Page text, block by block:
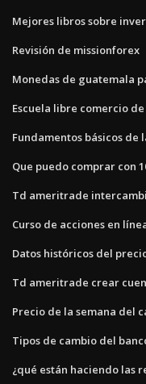
Mejores libros sobre
Revisión de missionforex
Monedas de guatemala
Escuela libre comercio
Fundamentos básicos de
Que puedo comprar con
Td ameritrade
Curso de acciones en
Datos históricos del
Td ameritrade crear
Precio de la semana del
Tipos de cambio del
¿qué están haciendo las